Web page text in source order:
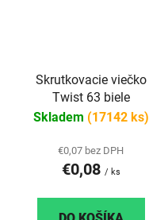
Skrutkovacie viečko
Twist 63 biele
Skladem (17142 ks)
€0,07 bez DPH
€0,08 / ks